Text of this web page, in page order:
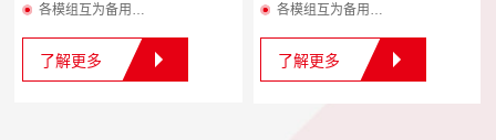
各模组互为备用
水，即开即用
节能省气，低氮环保，体积小噪
了解更多
各模组互为备用
水，即开即用
节能省气，低氮环保，体积小噪
了解更多